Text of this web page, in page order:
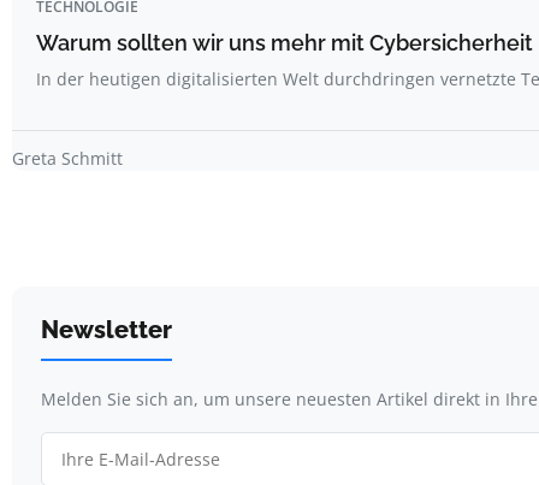
TECHNOLOGIE
Warum sollten wir uns mehr mit
In der heutigen digitalisierten Welt durchdringen vernetzte
Greta Schmitt
Newsletter
Melden Sie sich an, um unsere neuesten Artikel direkt in